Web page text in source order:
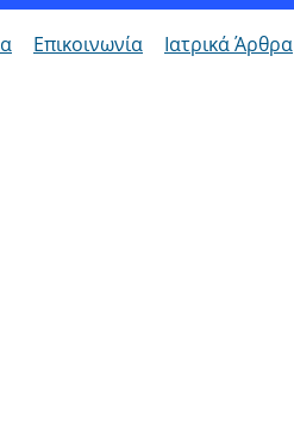
Επικοινωνία Ιατρικά Άρθρα